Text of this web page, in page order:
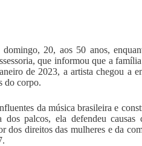
20, aos 50 anos,
que informou que a
de 2023, a artista chegou a
do corpo.
da música brasileira e
palcos, ela defendeu causas
dos direitos das mulheres e da